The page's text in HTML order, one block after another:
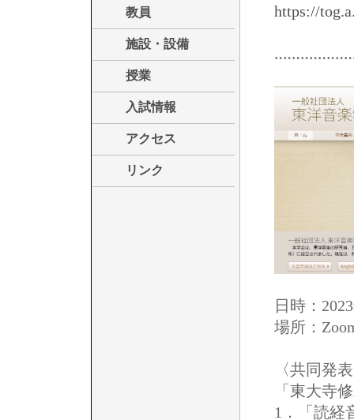
教員
施設・設備
授業
入試情報
アクセス
リンク
https://
日時：
場所：
〈共同発
「東大寺
1．「読経